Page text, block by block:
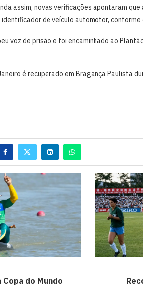
assim, novas verificações apontaram
de veículo automotor, conforme
voz de prisão e foi encaminhado ao
é recuperado em Bragança Paulista
do Mundo